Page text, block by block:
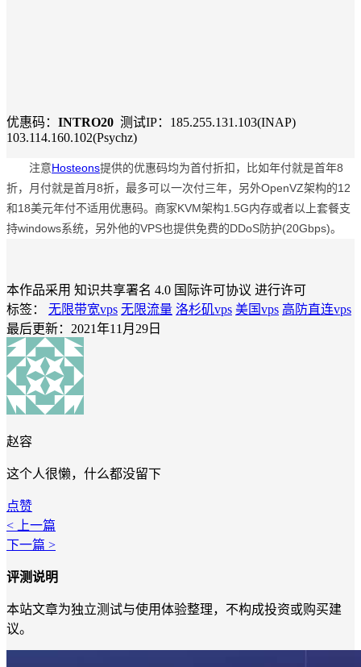
优惠码： INTRO20 测试IP：185.255.131.103(INAP)
103.114.160.102(Psychz)
注意Hosteons提供的优惠码均为首付折扣，比如年付就是首年8
折，月付就是首月8折，最多可以一次付三年，另外OpenVZ架构的12
和18美元年付不适用优惠码。商家KVM架构1.5G内存或者以上套餐支
持windows系统，另外他的VPS也提供免费的DDoS防护(20Gbps)。
本作品采用 知识共享署名 4.0 国际许可协议 进行许可
标签：
无限带宽vps 无限流量 洛杉矶vps 美国vps 高防直连vps
最后更新：2021年11月29日
赵容
这个人很懒，什么都没留下
点赞
< 上一篇
下一篇 >
评测说明
本站文章为独立测试与使用体验整理，不构成投资或购买建
议。